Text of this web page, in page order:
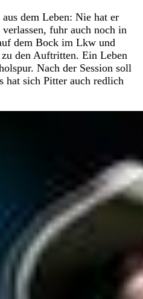
dem Leben: Nie hat er
fuhr auch noch in
dem Bock im Lkw und
den Auftritten. Ein Leben
Nach der Session soll
hat sich Pitter auch redlich